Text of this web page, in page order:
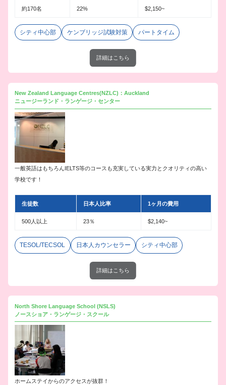
約170名 22% $2,150~
シティ中心部 ケンブリッジ試験対策 パートタイム
詳細はこちら
New Zealand Language Centres(NZLC)：Auckland
ニュージーランド・ランゲージ・センター
一般英語はもちろんIELTS等のコースも充実している実力とクオリティの高い
学校です！
生徒数 日本人比率 1ヶ月の費用
500人以上 23％ $2,140~
TESOL/TECSOL 日本人カウンセラー シティ中心部
詳細はこちら
North Shore Language School (NSLS)
ノースショア・ランゲージ・スクール
ホームステイからのアクセスが抜群！